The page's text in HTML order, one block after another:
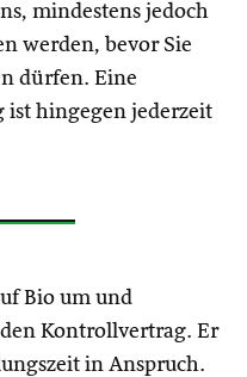
mindestens jedoch
werden, bevor Sie
dürfen. Eine
hingegen jederzeit
Bio um und
Kontrollvertrag. Er
in Anspruch.